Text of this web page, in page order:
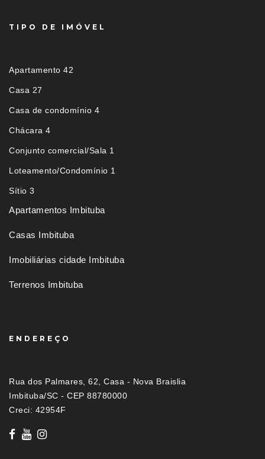
TIPO DE IMÓVEL
Apartamento 42
Casa 27
Casa de condomínio 4
Chácara 4
Conjunto comercial/Sala 1
Loteamento/Condomínio 1
Sítio 3
Apartamentos Imbituba
Casas Imbituba
Imobiliárias cidade Imbituba
Terrenos Imbituba
ENDEREÇO
Rua dos Palmares, 62, Casa - Nova Braislia
Imbituba/SC - CEP 88780000
Creci: 42954F